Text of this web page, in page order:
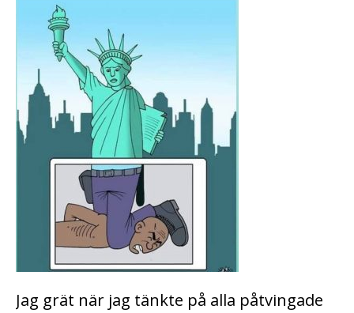
Jag grät när jag tänkte på alla påtvingade